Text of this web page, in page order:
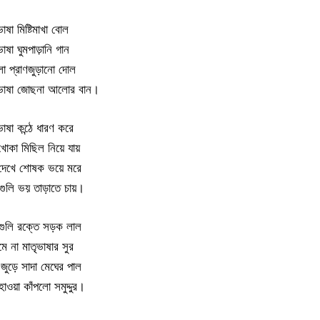
মিষ্টিমাখা বোল
ঘুমপাড়ানি গান
প্রাণজুড়ানো দোল
জোছনা আলোর বান।
কন্ঠে ধারণ করে
মিছিল নিয়ে যায়
শোষক ভয়ে মরে
ভয় তাড়াতে চায়।
রক্তে সড়ক লাল
না মাতৃভাষার সুর
সাদা মেঘের পাল
কাঁপলো সমুদ্দুর।